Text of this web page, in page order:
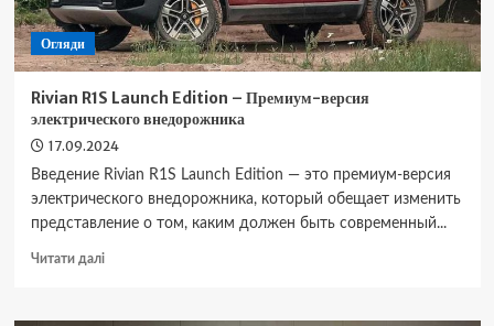
Огляди
Rivian R1S Launch Edition – Премиум-версия
электрического внедорожника
17.09.2024
Введение Rivian R1S Launch Edition — это премиум-версия
электрического внедорожника, который обещает изменить
представление о том, каким должен быть современный...
Читати даліДокладніше
R1S